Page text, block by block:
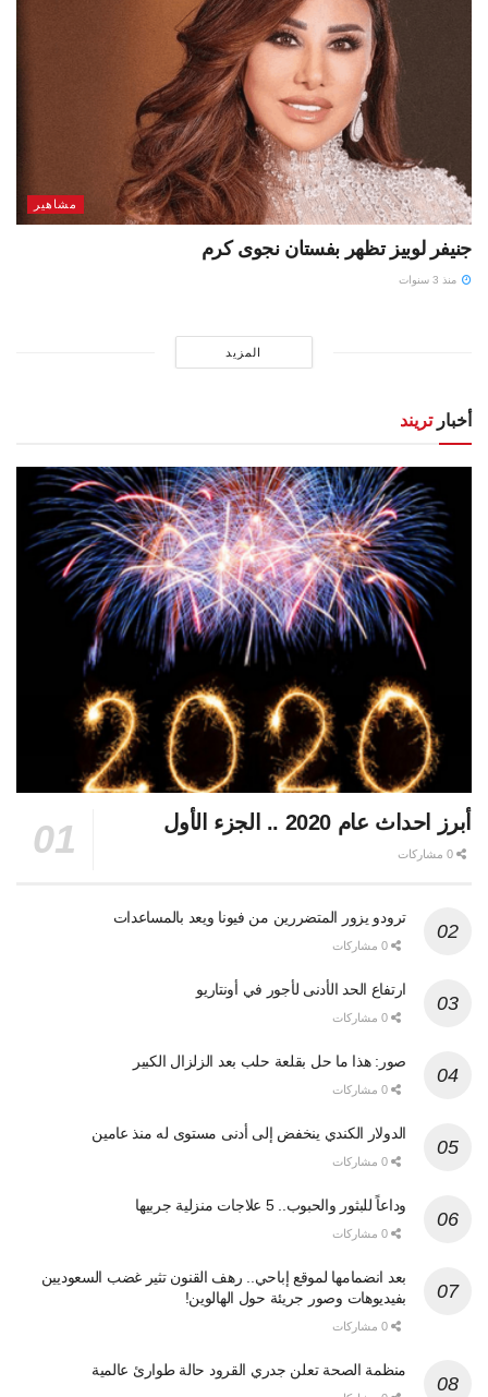
مشاهير
جنيفر لوبيز تظهر بفستان نجوى كرم
منذ 3 سنوات
المزيد
أخبارتريند
أبرز احداث عام 2020 .. الجزء الأول
ترودو يزور المتضررين من فيونا ويعد بالمساعدات
ارتفاع الحد الأدنى لأجور في أونتاريو
صور: هذا ما حل بقلعة حلب بعد الزلزال الكبير
الدولار الكندي ينخفض إلى أدنى مستوى له منذ عامين
وداعاً للبثور والحبوب.. 5 علاجات منزلية جربيها
بعد انضمامها لموقع إباحي.. رهف القنون تثير غضب السعوديين
بفيديوهات وصور جريئة حول الهالوين!
منظمة الصحة تعلن جدري القرود حالة طوارئ عالمية